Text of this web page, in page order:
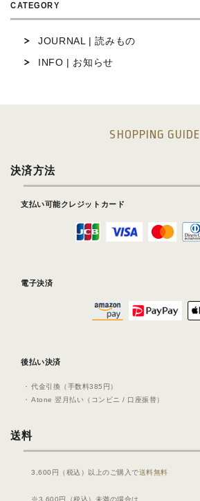
CATEGORY
JOURNAL | 読みもの
INFO | お知らせ
SHOPPING GUIDE
決済方法
支払い可能クレジットカード
電子決済
後払い決済
代⾦引換（⼿数料385円）
Atone 翌⽉払い（コンビニ / ⼝座振替）
送料
3,600円（税込）以上のご購入で送料無料
※3,600円（税込）未満の場合は